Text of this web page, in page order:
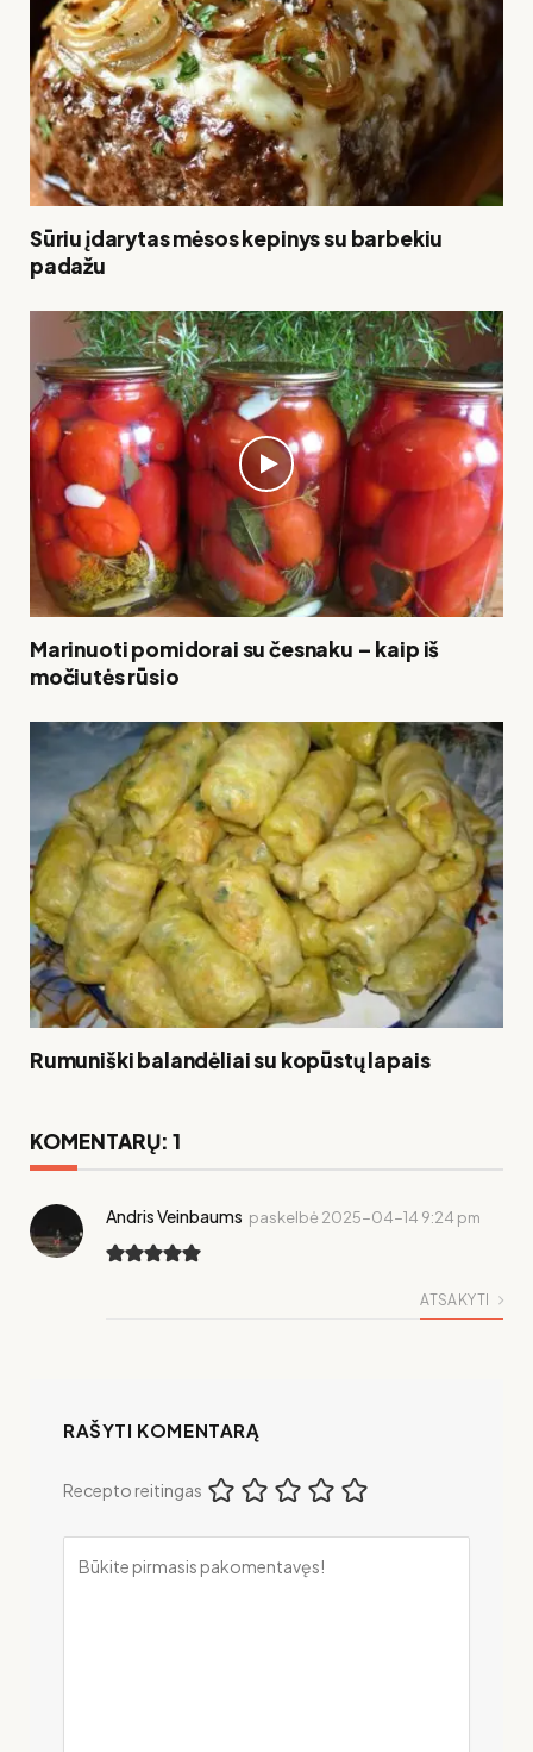
Sūriu įdarytas mėsos kepinys su barbekiu
padažu
Marinuoti pomidorai su česnaku – kaip iš
močiutės rūsio
Rumuniški balandėliai su kopūstų lapais
KOMENTARŲ: 1
Andris Veinbaums paskelbė 2025-04-14 9:24 pm
ATSAKYTI
RAŠYTI KOMENTARĄ
Recepto reitingas